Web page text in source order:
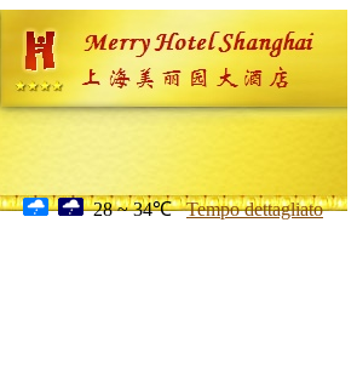
28 ~ 34℃ Tempo dettagliato